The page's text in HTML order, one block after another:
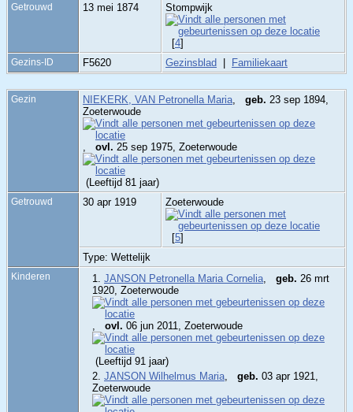
Getrouwd 13 mei 1874 Stompwijk
[4]
Gezins-ID F5620 Gezinsblad Familiekaart
Gezin NIEKERK, VAN Petronella Maria geb. 23 sep 1894,
Zoeterwoude
ovl. 25 sep 1975, Zoeterwoude
(Leeftijd 81 jaar)
Getrouwd 30 apr 1919 Zoeterwoude
[5]
Type: Wettelijk
Kinderen 1. JANSON Petronella Maria Cornelia geb. 26 mrt
1920, Zoeterwoude
ovl. 06 jun 2011, Zoeterwoude
(Leeftijd 91 jaar)
2. JANSON Wilhelmus Maria geb. 03 apr 1921,
Zoeterwoude